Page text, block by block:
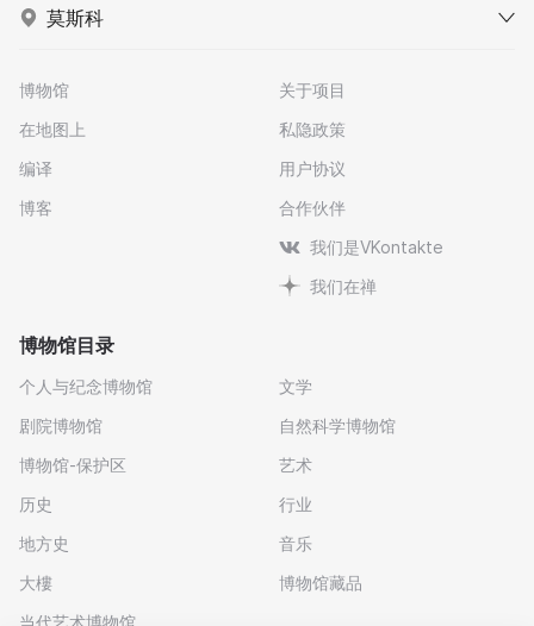
莫斯科
博物馆
在地图上
编译
博客
关于项目
私隐政策
用户协议
合作伙伴
我们是VKontakte
我们在禅
博物馆目录
个人与纪念博物馆
剧院博物馆
博物馆-保护区
历史
地方史
大樓
当代艺术博物馆
文学
自然科学博物馆
艺术
行业
音乐
博物馆藏品